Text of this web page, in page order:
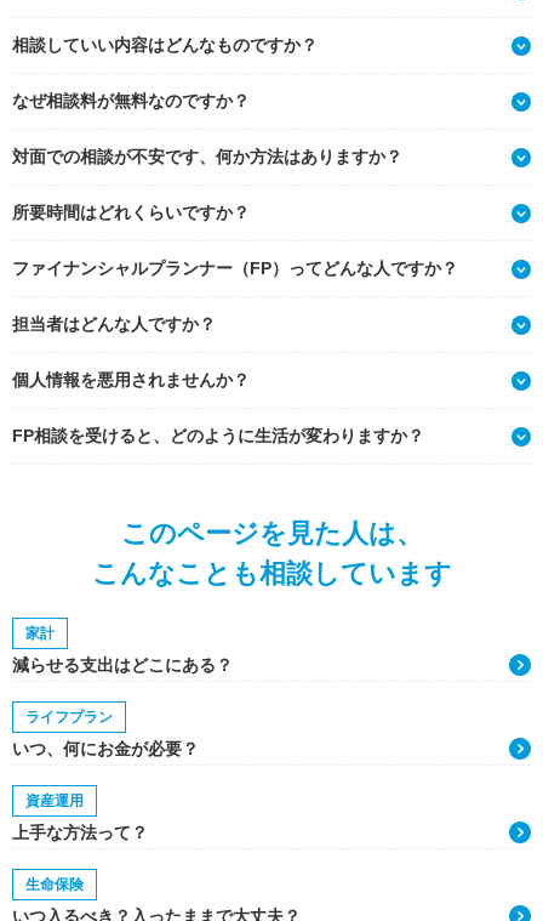
相談していい内容はどんなものですか？
なぜ相談料が無料なのですか？
対面での相談が不安です、何か方法はありますか？
所要時間はどれくらいですか？
ファイナンシャルプランナー（FP）ってどんな人ですか？
担当者はどんな人ですか？
個人情報を悪用されませんか？
FP相談を受けると、どのように生活が変わりますか？
このページを見た人は、
こんなことも相談しています
家計
減らせる支出はどこにある？
ライフプラン
いつ、何にお金が必要？
資産運用
上手な方法って？
生命保険
いつ入るべき？入ったままで大丈夫？